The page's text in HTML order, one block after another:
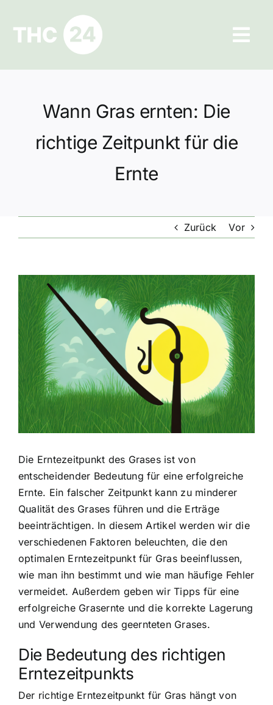
springen
Ratgeber
Hilfe und Kontakt
Datenschutz
Wann Gras ernten: Die
richtige Zeitpunkt für die
Ernte
Zurück Vor
Zeige
grösseres
Bild
Die Erntezeitpunkt des Grases ist von
entscheidender Bedeutung für eine erfolgreiche
Ernte. Ein falscher Zeitpunkt kann zu minderer
Qualität des Grases führen und die Erträge
beeinträchtigen. In diesem Artikel werden wir die
verschiedenen Faktoren beleuchten, die den
optimalen Erntezeitpunkt für Gras beeinflussen,
wie man ihn bestimmt und wie man häufige Fehler
vermeidet. Außerdem geben wir Tipps für eine
erfolgreiche Grasernte und die korrekte Lagerung
und Verwendung des geernteten Grases.
Die Bedeutung des richtigen
Erntezeitpunkts
Der richtige Erntezeitpunkt für Gras hängt von